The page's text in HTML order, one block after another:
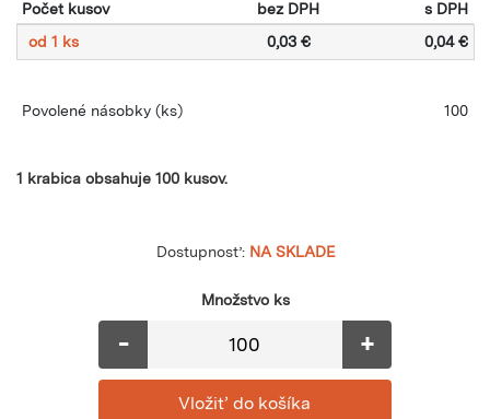
Počet kusov bez DPH
s DPH
od 1 ks
0,03 € 0,04 €
Povolené násobky (ks) 100
1 krabica obsahuje 100 kusov.
Dostupnosť: NA SKLADE
Množstvo ks
- +